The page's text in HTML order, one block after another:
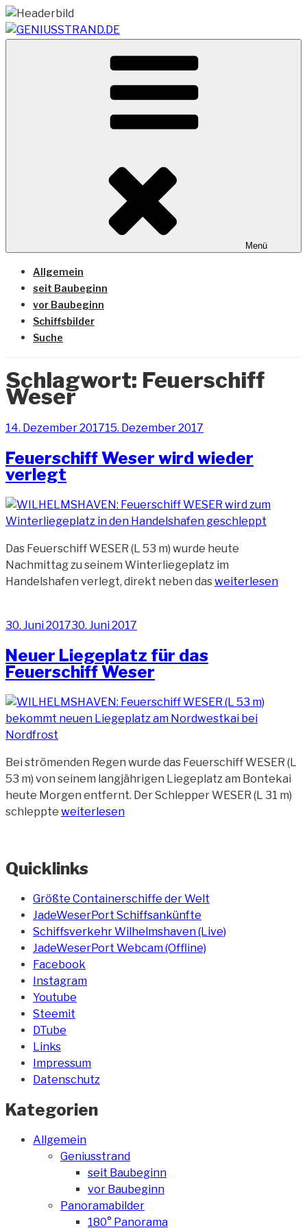
Zum
Inhalt
springen
GENIUSSTRAND.DE
Vom Geniusstrand zum JadeWeserPort/Container
Terminal Wilhelmshaven
Menü
Allgemein
seit Baubeginn
vor Baubeginn
Schiffsbilder
Suche
Schlagwort: Feuerschiff
Weser
Veröffentlicht
14. Dezember 201715. Dezember 2017
Feuerschiff Weser wird wieder
verlegt
Das Feuerschiff WESER (L 53 m) wurde heute
Nachmittag zu seinem Winterliegeplatz im
Handelshafen verlegt, direkt neben das„Feuerschiff
weiterlesen
Veröffentlicht
30. Juni 201730. Juni 2017
Neuer Liegeplatz für das
Feuerschiff Weser
Bei strömenden Regen wurde das Feuerschiff WESER (L
53 m) von seinem langjährigen Liegeplatz am Bontekai
heute Morgen entfernt. Der Schlepper WESER (L 31 m)
schleppte „Neuer
das
Feuerschiff
Weser“
weiterlesen
Quicklinks
Größte Containerschiffe der Welt
JadeWeserPort Schiffsankünfte
Schiffsverkehr Wilhelmshaven (Live)
JadeWeserPort Webcam (Offline)
Facebook
Instagram
Youtube
Steemit
DTube
Links
Impressum
Datenschutz
Kategorien
Allgemein
Geniusstrand
seit Baubeginn
vor Baubeginn
Panoramabilder
180° Panorama